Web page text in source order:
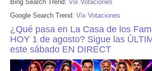
Bing Search Trend: Vix Votaciones
Google Search Trend: Vix Votaciones
¿Qué pasa en La Casa de los
HOY 1 de agosto? Sigue las
este sábado EN DIRECT